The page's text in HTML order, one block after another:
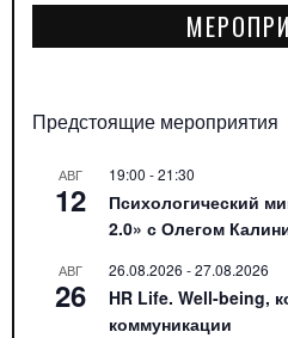
Предстоящие мероприятия
АВГ
12
19:00 -21:30
Психологический
2.0» с Олегом
АВГ
26
26.08.2026 -27.08.2026
HR Life. Well-being,
коммуникации